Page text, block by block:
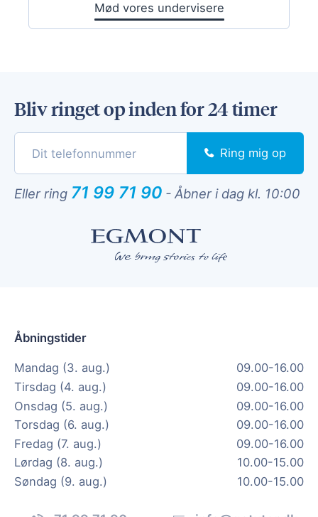
Mød vores undervisere
Bliv ringet op inden for 24 timer
Ring mig op
Eller ring 71 99 71 90 - Åbner i dag kl. 10:00
Åbningstider
Mandag (3. aug.)
09.00-16.00
Tirsdag (4. aug.)
09.00-16.00
Onsdag (5. aug.)
09.00-16.00
Torsdag (6. aug.)
09.00-16.00
Fredag (7. aug.)
09.00-16.00
Lørdag (8. aug.)
10.00-15.00
Søndag (9. aug.)
10.00-15.00